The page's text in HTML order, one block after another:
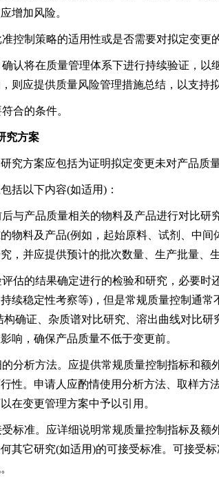
增加风险。
制策略的适用性或是否需要对拟定变更的
将在质量管理体系下进行持续验证，以
则应提供质量风险管理措施总结，以支持拟
的条件。
究方案
方案应包括为证明拟定变更未对产品质量
以下内容(如适用)：
产品质量相关的物料及产品进行对比研
物料及产品(例如，起始原料、试剂、中
，并应提供预计的批次数量、生产批量、
的结果确定进行的检验和研究，必要时
续稳定性考察等)，但是常规质量控制通
构确证、杂质谱对比研究、溶出曲线对比
响，确保产品质量不低于变更前。
析方法。应提供常规质量控制指标和额
性。申请人应酌情使用分析方法、取样方
在变更管理方案中予以引用。
准。应详细说明常规质量控制指标及额
其它研究(如适用)的可接受标准。可接受